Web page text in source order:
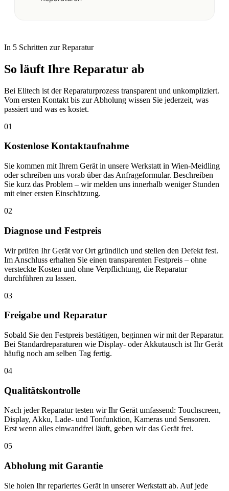
In 5 Schritten zur Reparatur
So läuft Ihre Reparatur ab
Bei Elitech ist der Reparaturprozess transparent und unkompliziert.
Vom ersten Kontakt bis zur Abholung wissen Sie jederzeit, was
passiert und was es kostet.
01
Kostenlose Kontaktaufnahme
Sie kommen mit Ihrem Gerät in unsere Werkstatt in Wien-Meidling
oder schreiben uns vorab über das Anfrageformular. Beschreiben
Sie kurz das Problem – wir melden uns innerhalb weniger Stunden
mit einer ersten Einschätzung.
02
Diagnose und Festpreis
Wir prüfen Ihr Gerät vor Ort gründlich und stellen den Defekt fest.
Im Anschluss erhalten Sie einen transparenten Festpreis – ohne
versteckte Kosten und ohne Verpflichtung, die Reparatur
durchführen zu lassen.
03
Freigabe und Reparatur
Sobald Sie den Festpreis bestätigen, beginnen wir mit der Reparatur.
Bei Standardreparaturen wie Display- oder Akkutausch ist Ihr Gerät
häufig noch am selben Tag fertig.
04
Qualitätskontrolle
Nach jeder Reparatur testen wir Ihr Gerät umfassend: Touchscreen,
Display, Akku, Lade- und Tonfunktion, Kameras und Sensoren.
Erst wenn alles einwandfrei läuft, geben wir das Gerät frei.
05
Abholung mit Garantie
Sie holen Ihr repariertes Gerät in unserer Werkstatt ab. Auf jede